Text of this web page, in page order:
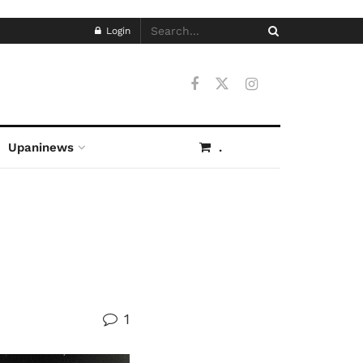
Login
Upaninews .
1